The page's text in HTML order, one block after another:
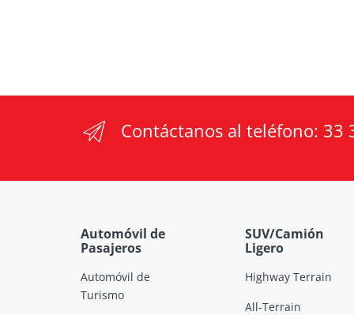
Contáctanos al teléfono: 33
Automóvil de
Pasajeros
Automóvil de
Turismo
SUV/Camión
Ligero
Highway Terrain
All-Terrain